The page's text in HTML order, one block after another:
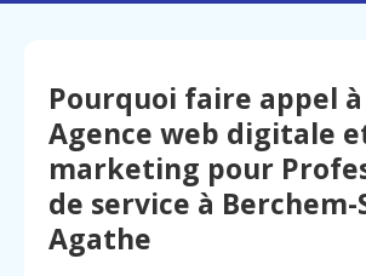
Pourquoi faire appel
Agence web digitale
marketing pour
de service à
Agathe